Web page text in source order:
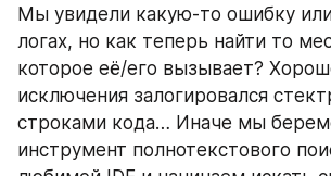
Мы увидели какую-то ошибку
логах, но как теперь найти то
которое её/его вызывает?
исключения залогировался
строками кода… Иначе мы
инструмент полнотекстового